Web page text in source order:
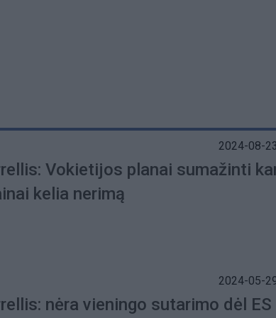
2024-08-
Vokietijos planai sumažinti
kelia nerimą
2024-05-
nėra vieningo sutarimo dėl ES